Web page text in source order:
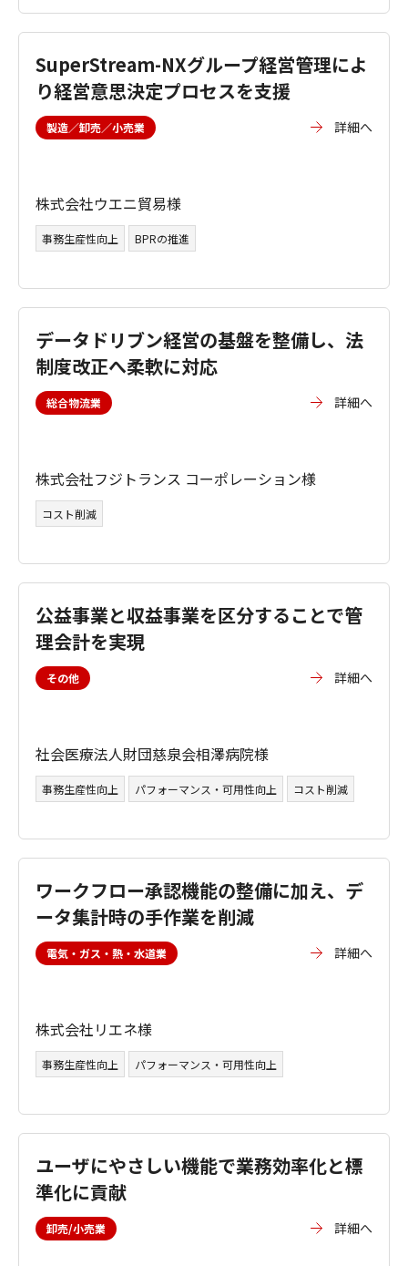
SuperStream-NXグループ経営管理によ
り経営意思決定プロセスを支援
製造／卸売／小売業 詳細へ
株式会社ウエニ貿易様
事務生産性向上 BPRの推進
データドリブン経営の基盤を整備し、法
制度改正へ柔軟に対応
総合物流業 詳細へ
株式会社フジトランス コーポレーション様
コスト削減
公益事業と収益事業を区分することで管
理会計を実現
その他 詳細へ
社会医療法人財団慈泉会相澤病院様
事務生産性向上 パフォーマンス・可用性向上 コスト削減
ワークフロー承認機能の整備に加え、デ
ータ集計時の手作業を削減
電気・ガス・熱・水道業 詳細へ
株式会社リエネ様
事務生産性向上 パフォーマンス・可用性向上
ユーザにやさしい機能で業務効率化と標
準化に貢献
卸売/小売業 詳細へ